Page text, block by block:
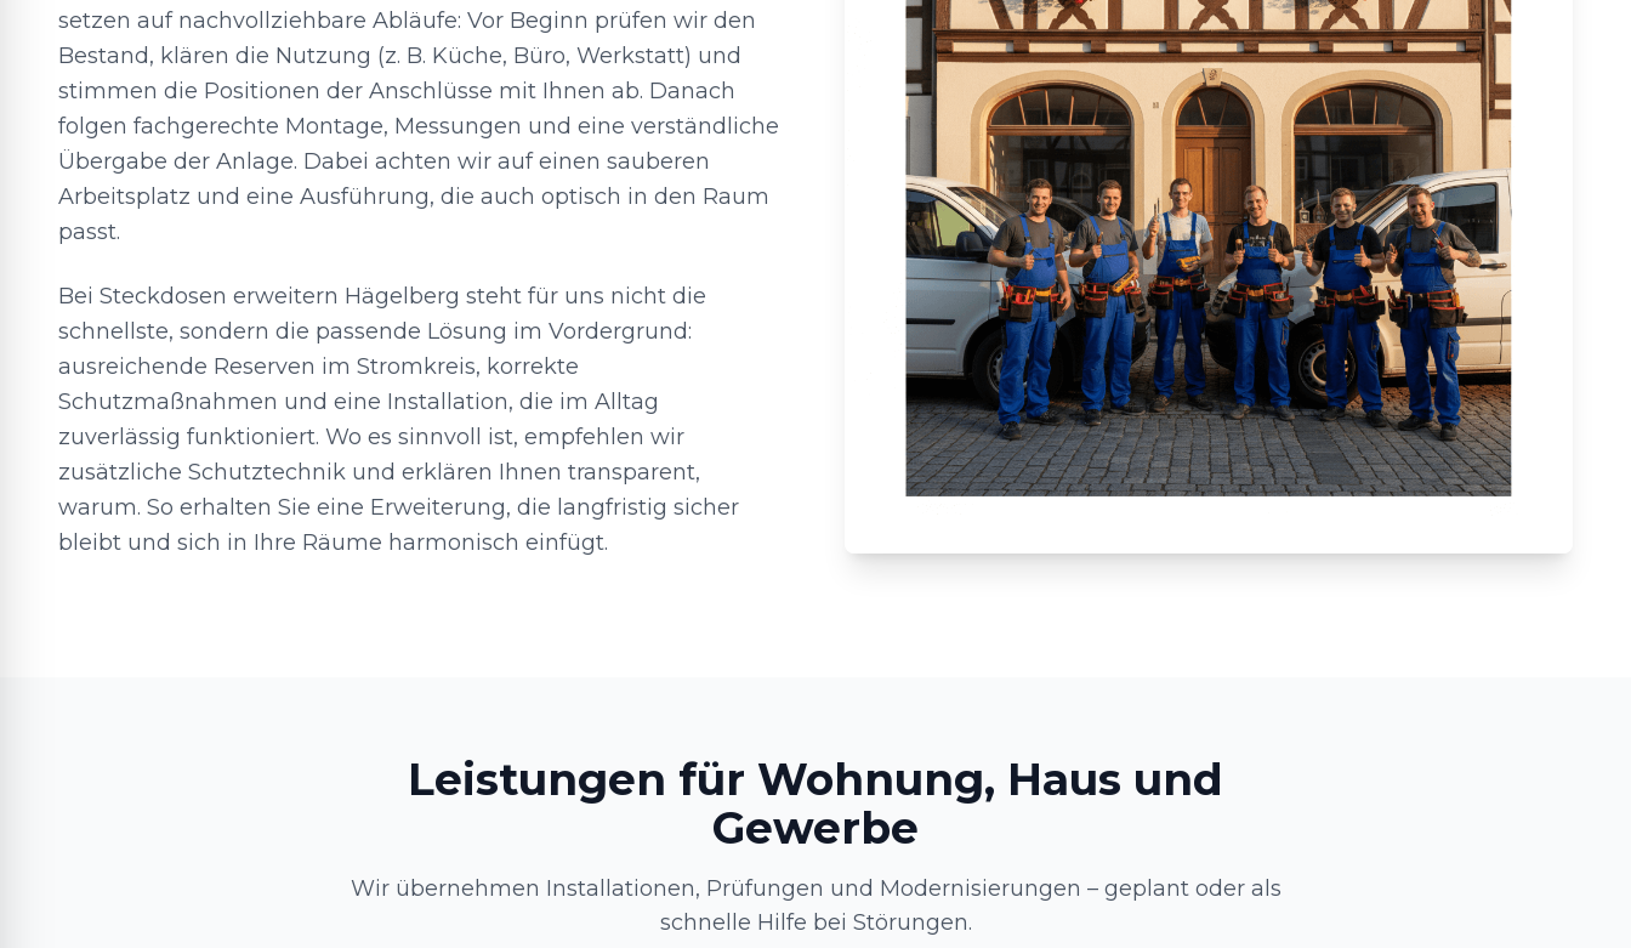
setzen auf nachvollziehbare Abläufe: Vor Beginn prüfen wir den
Bestand, klären die Nutzung (z. B. Küche, Büro, Werkstatt) und
stimmen die Positionen der Anschlüsse mit Ihnen ab. Danach
folgen fachgerechte Montage, Messungen und eine verständliche
Übergabe der Anlage. Dabei achten wir auf einen sauberen
Arbeitsplatz und eine Ausführung, die auch optisch in den Raum
passt.
Bei Steckdosen erweitern Hägelberg steht für uns nicht die
schnellste, sondern die passende Lösung im Vordergrund:
ausreichende Reserven im Stromkreis, korrekte
Schutzmaßnahmen und eine Installation, die im Alltag
zuverlässig funktioniert. Wo es sinnvoll ist, empfehlen wir
zusätzliche Schutztechnik und erklären Ihnen transparent,
warum. So erhalten Sie eine Erweiterung, die langfristig sicher
bleibt und sich in Ihre Räume harmonisch einfügt.
Leistungen für Wohnung, Haus und
Gewerbe
Wir übernehmen Installationen, Prüfungen und Modernisierungen – geplant oder als
schnelle Hilfe bei Störungen.